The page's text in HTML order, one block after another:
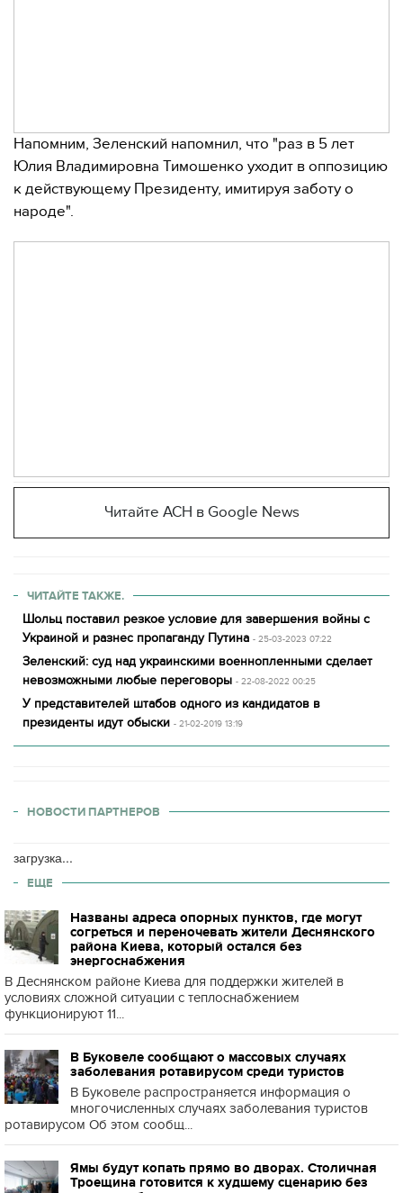
Напомним, Зеленский напомнил, что "раз в 5 лет
Юлия Владимировна Тимошенко уходит в оппозицию
к действующему Президенту, имитируя заботу о
народе".
Читайте АСН в Google News
ЧИТАЙТЕ ТАКЖЕ.
Шольц поставил резкое условие для завершения войны с
Украиной и разнес пропаганду Путина - 25-03-2023 07:22
Зеленский: суд над украинскими военнопленными сделает
невозможными любые переговоры - 22-08-2022 00:25
У представителей штабов одного из кандидатов в
президенты идут обыски - 21-02-2019 13:19
НОВОСТИ ПАРТНЕРОВ
загрузка...
ЕЩЕ
Названы адреса опорных пунктов, где могут
согреться и переночевать жители Деснянского
района Киева, который остался без
энергоснабжения
В Деснянском районе Киева для поддержки жителей в
условиях сложной ситуации с теплоснабжением
функционируют 11...
В Буковеле сообщают о массовых случаях
заболевания ротавирусом среди туристов
В Буковеле распространяется информация о
многочисленных случаях заболевания туристов
ротавирусом Об этом сообщ...
Ямы будут копать прямо во дворах. Столичная
Троещина готовится к худшему сценарию без